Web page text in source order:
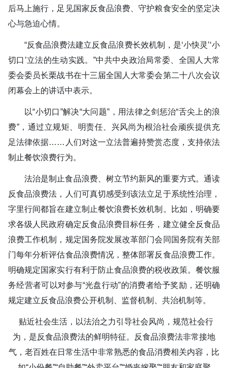
后马上施行，足见国家反食品浪费、守护粮食安全的坚定决
心与急迫心情。
“反食品浪费法建立反食品浪费长效机制，是‘小快灵’‘小
切口’立法的生动实践。”中共中央政治局常委、全国人大常
委会委员长栗战书在十三届全国人大常委会第二十八次会议
闭幕会上的讲话中表示。
以“小切口”解决“大问题”，用法律之剑惩治“舌尖上的浪
费”，通过立规矩、明责任、兴风尚为根治社会顽疾提供充
足法律依据……人们对这一立法普遍持赞赏态度，支持依法
制止餐饮浪费行为。
法治是制止食品浪费、树立节约新风的重要方式。通读
反食品浪费法，人们可真切感受到该法立足于系统性治理，
字里行间都旨在建立制止餐饮浪费长效机制。比如，明确要
求各级人民政府确定反食品浪费目标任务，建立健全反食品
浪费工作机制，规定国务院发展改革部门会同国务院有关部
门每年分析评估食品浪费情况，整体部署反食品浪费工作。
明确规定国家实行有利于防止食品浪费的税收政策。餐饮服
务经营者可以对参与“光盘行动”的消费者给予奖励，还明确
规定建立反食品浪费公开机制、监督机制、共治机制等。
贴近社会生活，以法治之力引导社会风尚，规范社会行
为，是反食品浪费法的鲜明特征。反食品浪费法非常接地
气，老百姓在日常生活中非常熟悉的食品消费相关内容，比